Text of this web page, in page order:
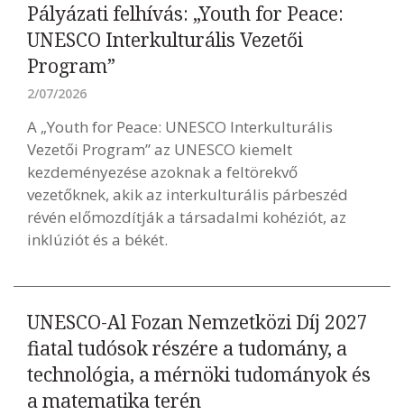
Pályázati felhívás: „Youth for Peace:
UNESCO Interkulturális Vezetői
Program”
2/07/2026
A „Youth for Peace: UNESCO Interkulturális
Vezetői Program” az UNESCO kiemelt
kezdeményezése azoknak a feltörekvő
vezetőknek, akik az interkulturális párbeszéd
révén előmozdítják a társadalmi kohéziót, az
inklúziót és a békét.
UNESCO-Al Fozan Nemzetközi Díj 2027
fiatal tudósok részére a tudomány, a
technológia, a mérnöki tudományok és
a matematika terén